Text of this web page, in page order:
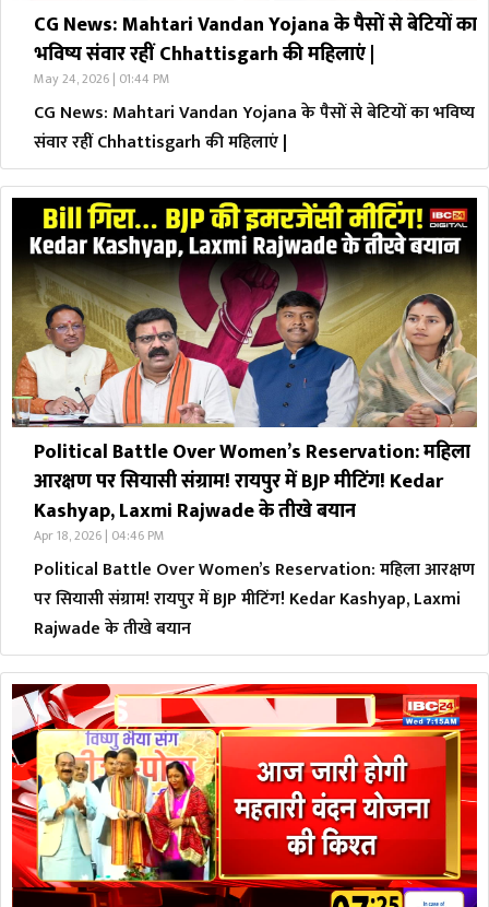
CG News: Mahtari Vandan Yojana के पैसों से बेटियों का
भविष्य संवार रहीं Chhattisgarh की महिलाएं |
May 24, 2026 | 01:44 PM
CG News: Mahtari Vandan Yojana के पैसों से बेटियों का भविष्य
संवार रहीं Chhattisgarh की महिलाएं |
Political Battle Over Women’s Reservation: महिला
आरक्षण पर सियासी संग्राम! रायपुर में BJP मीटिंग! Kedar
Kashyap, Laxmi Rajwade के तीखे बयान
Apr 18, 2026 | 04:46 PM
Political Battle Over Women’s Reservation: महिला आरक्षण
पर सियासी संग्राम! रायपुर में BJP मीटिंग! Kedar Kashyap, Laxmi
Rajwade के तीखे बयान